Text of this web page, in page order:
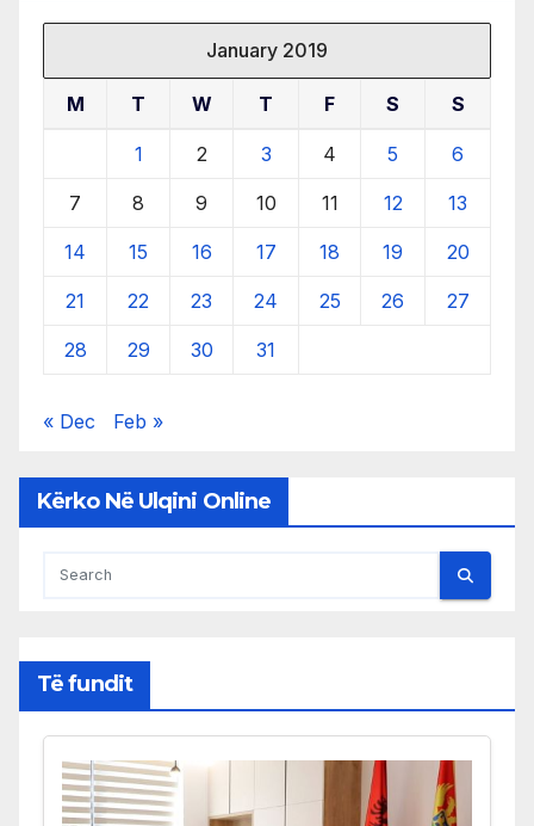
January 2019
M T W T F S S
1 2 3 4 5 6
7 8 9 10 11 12 13
14 15 16 17 18 19 20
21 22 23 24 25 26 27
28 29 30 31
« Dec Feb »
Kërko Në Ulqini Online
Të fundit